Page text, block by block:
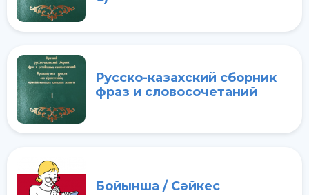
Русско-казахский сборник
фраз и словосочетаний
Бойынша / Сәйкес